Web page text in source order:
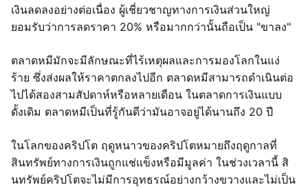
เงินลดลงอย่างต่อเนื่อง ผู้เชี่ยวชาญทางการเงินส่วนใหญ่
ยอมรับว่าการลดราคา 20% หรือมากกว่านั้นถือเป็น "ขาลง"
ตลาดหมีมักจะมีลักษณะที่ไร้เหตุผลและการมองโลกในแง่
ร้าย ซึ่งส่งผลให้ราคาตกลงไปอีก ตลาดหมีสามารถดำเนินต่อ
ไปได้สองสามสัปดาห์หรือหลายเดือน ในตลาดการเงินแบบ
ดั้งเดิม ตลาดหมีเป็นที่รู้กันดีว่ามันอาจอยู่ได้นานถึง 20 ปี
ในโลกของคริปโต ฤดูหนาวของคริปโตหมายถึงฤดูกาลที่
สินทรัพย์ทางการเงินถูกแช่แข็งหรือมีมูลค่า ในช่วงเวลานี้ สิ
นทรัพย์คริปโตจะไม่มีการอุทธรณ์อย่างกว้างขวางและไม่เป็น